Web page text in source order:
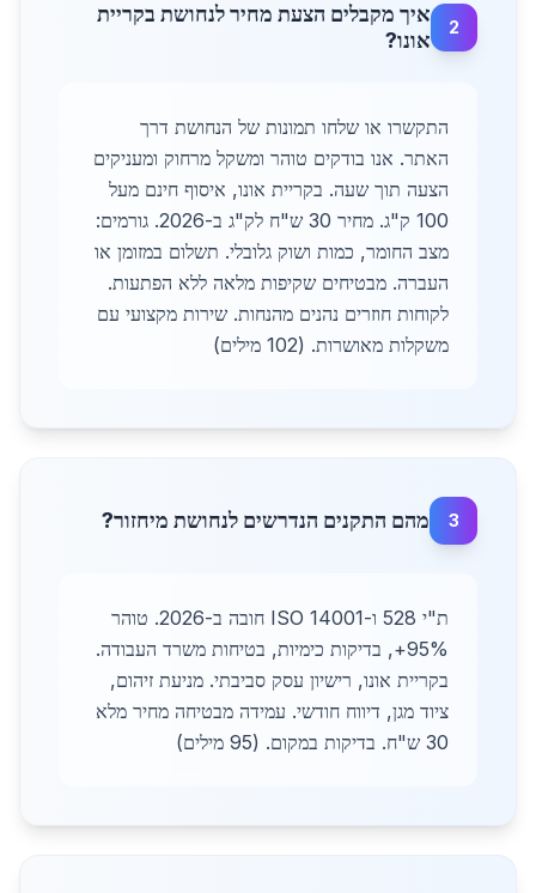
2
איך מקבלים הצעת מחיר לנחושת בקריית
אונו?
התקשרו או שלחו תמונות של הנחושת דרך
האתר. אנו בודקים טוהר ומשקל מרחוק ומעניקים
הצעה תוך שעה. בקריית אונו, איסוף חינם מעל
100 ק"ג. מחיר 30 ש"ח לק"ג ב-2026. גורמים:
מצב החומר, כמות ושוק גלובלי. תשלום במזומן או
העברה. מבטיחים שקיפות מלאה ללא הפתעות.
לקוחות חוזרים נהנים מהנחות. שירות מקצועי עם
משקלות מאושרות. (102 מילים)
3 מהם התקנים הנדרשים לנחושת מיחזור?
ת"י 528 ו-ISO 14001 חובה ב-2026. טוהר
95%+, בדיקות כימיות, בטיחות משרד העבודה.
בקריית אונו, רישיון עסק סביבתי. מניעת זיהום,
ציוד מגן, דיווח חודשי. עמידה מבטיחה מחיר מלא
30 ש"ח. בדיקות במקום. (95 מילים)